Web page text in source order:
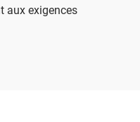
aux exigences